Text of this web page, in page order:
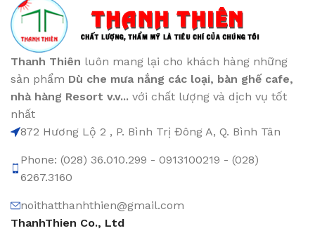
Thanh Thiên luôn mang lại cho khách hàng những
sản phẩm Dù che mưa nắng các loại, bàn ghế cafe,
nhà hàng Resort v.v... với chất lượng và dịch vụ tốt
nhất
872 Hương Lộ 2 , P. Bình Trị Đông A, Q. Bình Tân
Phone: (028) 36.010.299 - 0913100219 - (028)
6267.3160
noithatthanhthien@gmail.com
ThanhThien Co., Ltd